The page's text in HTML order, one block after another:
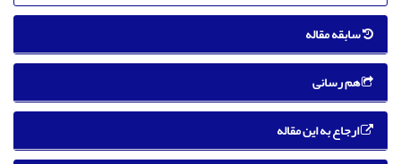
سابقه مقاله
هم رسانی
ارجاع به این مقاله